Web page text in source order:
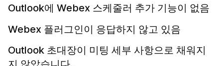
Outlook에 Webex 스케줄러 추가 기능이 없음
Webex 플러그인이 응답하지 않고 있음
Outlook 초대장이 미팅 세부 사항으로 채워지